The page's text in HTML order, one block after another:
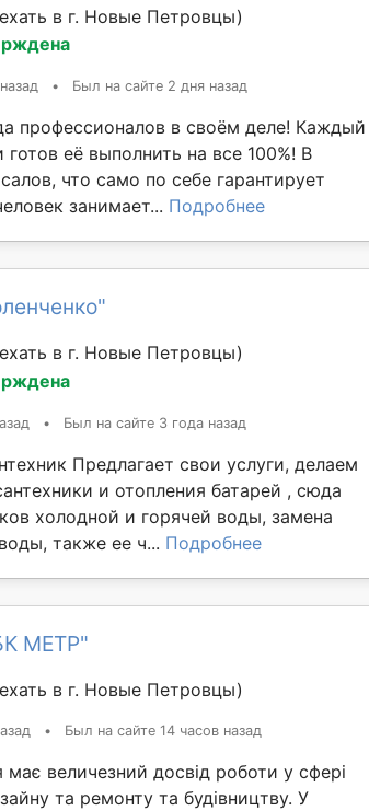
в г. Новые Петровцы)
• Был на сайте 2 дня назад
профессионалов в своём деле! Каждый
её выполнить на все 100%! В
что само по себе гарантирует
занимает... Подробнее
в г. Новые Петровцы)
• Был на сайте 3 года назад
Предлагает свои услуги, делаем
и отопления батарей , сюда
холодной и горячей воды, замена
также ее ч... Подробнее
МЕТР"
в г. Новые Петровцы)
• Был на сайте 14 часов назад
має величезний досвід роботи у сфері
та ремонту та будівництву. У